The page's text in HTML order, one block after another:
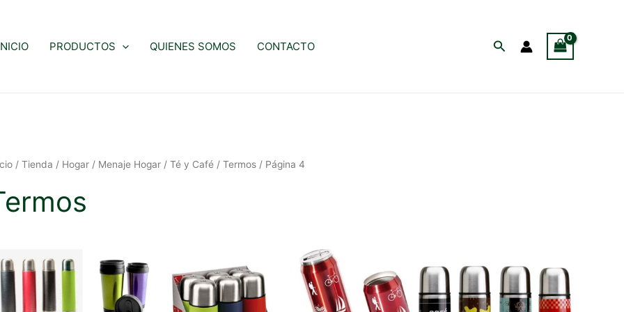
PRODUCTOS QUIENES SOMOS CONTACTO Buscar
/ Tienda / Hogar / Menaje Hogar / Té y Café / Termos / Página 4